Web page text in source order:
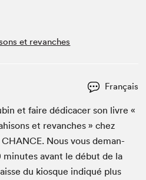
et revanches
Français
et faire dédi­cac­er son livre «
et revanch­es » chez
CHANCE. Nous vous deman­
min­utes avant le début de la
du kiosque indiqué plus